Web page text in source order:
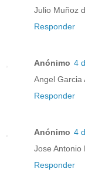
Julio Muñoz
Responder
Anónimo 4
Angel Garcia
Responder
Anónimo 4
Jose Antonio
Responder